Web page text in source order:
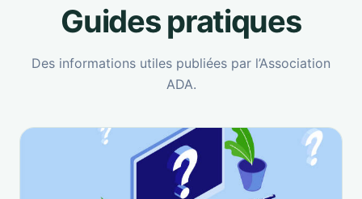
Guides pratiques
Des informations utiles publiées par l’Association
ADA.